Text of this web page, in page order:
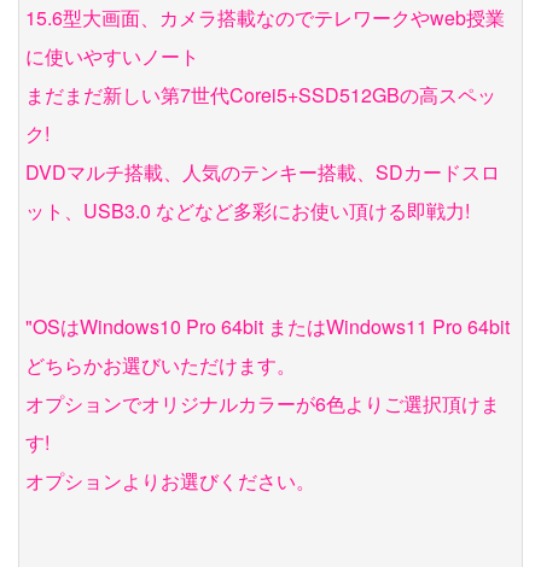
15.6型大画面、カメラ搭載なのでテレワークやweb授業
に使いやすいノート
まだまだ新しい第7世代Corei5+SSD512GBの高スペッ
ク!
DVDマルチ搭載、人気のテンキー搭載、SDカードスロ
ット、USB3.0 などなど多彩にお使い頂ける即戦力!
"OSはWindows10 Pro 64bit またはWindows11 Pro 64bit
どちらかお選びいただけます。
オプションでオリジナルカラーが6色よりご選択頂けま
す!
オプションよりお選びください。